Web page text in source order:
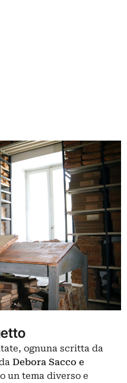
ognuna scritta da
Debora Sacco e
un tema diverso e